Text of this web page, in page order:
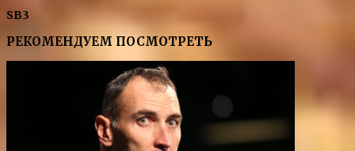
SB3
РЕКОМЕНДУЕМ ПОСМОТРЕТЬ